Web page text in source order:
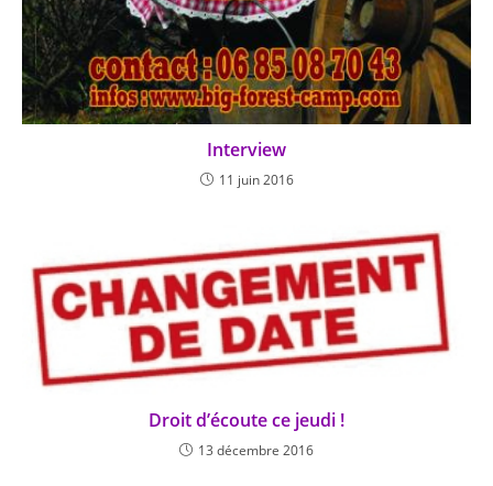
Interview
11 juin 2016
Droit d’écoute ce jeudi !
13 décembre 2016